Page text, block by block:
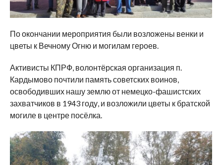
По окончании мероприятия были возложены венки и
цветы к Вечному Огню и могилам героев.
Активисты КПРФ, волонтёрская организация п.
Кардымово почтили память советских воинов,
освободивших нашу землю от немецко-фашистских
захватчиков в 1943 году, и возложили цветы к братской
могиле в центре посёлка.